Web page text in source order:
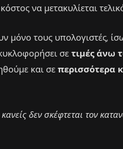
να μετακυλίεται
μόνο τους υπολογιστές,
σετιμές άνω
και σεπερισσότερα
δεν σκέφτεται τον